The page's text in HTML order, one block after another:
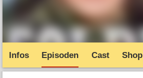
Infos Episoden Cast Shop